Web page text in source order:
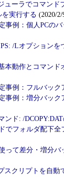
ューラでコマンド
実行する (2020/2/
事例：個人PCの
/Lオプション
本動作とコマンド
事例：フルバック
事例：増分バッ
ンド: /
でフォルダ配下
って差分・増分
スクリプトを自動